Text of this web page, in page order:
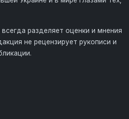
разделяет оценки и мнения
не рецензирует рукописи и